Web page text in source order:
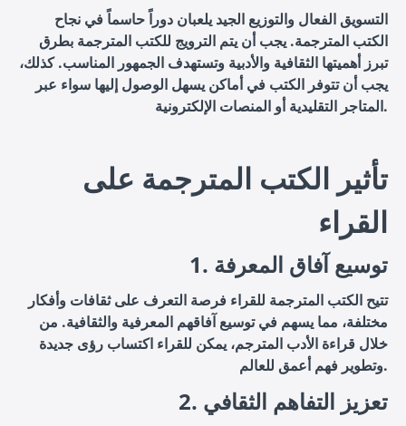
التسويق الفعال والتوزيع الجيد يلعبان دوراً حاسماً في نجاح
الكتب المترجمة. يجب أن يتم الترويج للكتب المترجمة بطرق
تبرز أهميتها الثقافية والأدبية وتستهدف الجمهور المناسب. كذلك،
يجب أن تتوفر الكتب في أماكن يسهل الوصول إليها سواء عبر
المتاجر التقليدية أو المنصات الإلكترونية.
تأثير الكتب المترجمة على
القراء
1. توسيع آفاق المعرفة
تتيح الكتب المترجمة للقراء فرصة التعرف على ثقافات وأفكار
مختلفة، مما يسهم في توسيع آفاقهم المعرفية والثقافية. من
خلال قراءة الأدب المترجم، يمكن للقراء اكتساب رؤى جديدة
وتطوير فهم أعمق للعالم.
2. تعزيز التفاهم الثقافي